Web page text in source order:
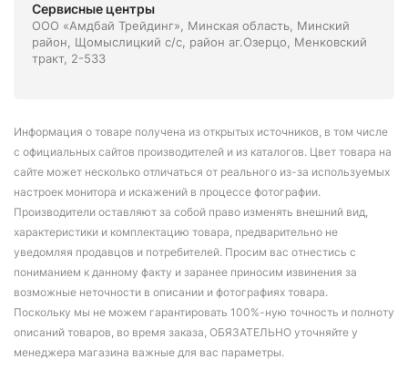
Сервисные центры
ООО «Амдбай Трейдинг», Минская область, Минский
район, Щомыслицкий с/с, район аг.Озерцо, Менковский
тракт, 2-533
Информация о товаре получена из открытых источников, в том числе
с официальных сайтов производителей и из каталогов. Цвет товара на
сайте может несколько отличаться от реального из-за используемых
настроек монитора и искажений в процессе фотографии.
Производители оставляют за собой право изменять внешний вид,
характеристики и комплектацию товара, предварительно не
уведомляя продавцов и потребителей. Просим вас отнестись с
пониманием к данному факту и заранее приносим извинения за
возможные неточности в описании и фотографиях товара.
Поскольку мы не можем гарантировать 100%-ную точность и полноту
описаний товаров, во время заказа, ОБЯЗАТЕЛЬНО уточняйте у
менеджера магазина важные для вас параметры.